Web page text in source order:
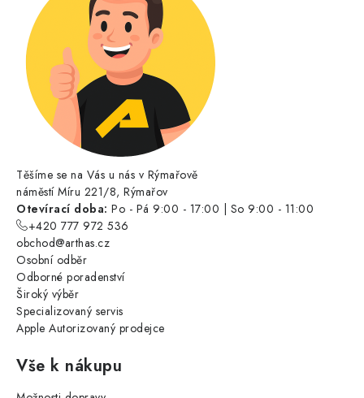
Těšíme se na Vás u nás v Rýmařově
náměstí Míru 221/8, Rýmařov
Otevírací doba: Po - Pá 9:00 - 17:00 | So 9:00 - 11:00
+420 777 972 536
obchod@arthas.cz
Osobní odběr
Odborné poradenství
Široký výběr
Specializovaný servis
Apple Autorizovaný prodejce
Vše k nákupu